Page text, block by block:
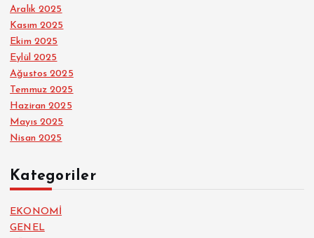
Aralık 2025
Kasım 2025
Ekim 2025
Eylül 2025
Ağustos 2025
Temmuz 2025
Haziran 2025
Mayıs 2025
Nisan 2025
Kategoriler
EKONOMİ
GENEL